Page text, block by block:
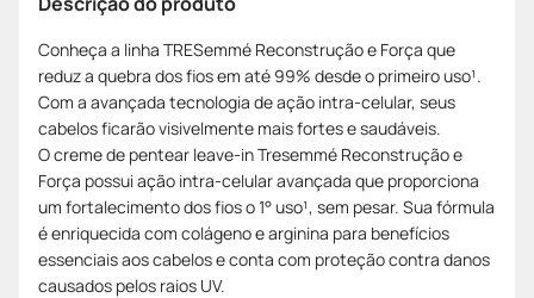
Conheça a linha TRESemmé Reconstrução e Força que
reduz a quebra dos fios em até 99% desde o primeiro uso¹.
Com a avançada tecnologia de ação intra-celular, seus
cabelos ficarão visivelmente mais fortes e saudáveis.
O creme de pentear leave-in Tresemmé Reconstrução e
Força possui ação intra-celular avançada que proporciona
um fortalecimento dos fios o 1° uso¹, sem pesar. Sua fórmula
é enriquecida com colágeno e arginina para benefícios
essenciais aos cabelos e conta com proteção contra danos
causados pelos raios UV.